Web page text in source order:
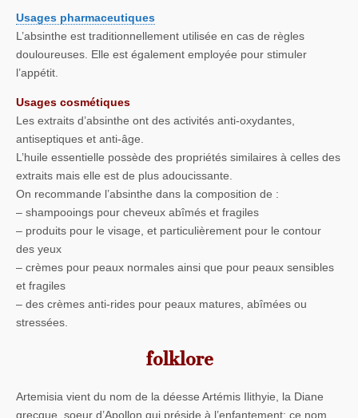
Usages pharmaceutiques
L’absinthe est traditionnellement utilisée en cas de règles
douloureuses. Elle est également employée pour stimuler
l’appétit.
Usages cosmétiques
Les extraits d’absinthe ont des activités anti-oxydantes,
antiseptiques et anti-âge.
L’huile essentielle possède des propriétés similaires à celles des
extraits mais elle est de plus adoucissante.
On recommande l’absinthe dans la composition de :
– shampooings pour cheveux abîmés et fragiles
– produits pour le visage, et particulièrement pour le contour
des yeux
– crèmes pour peaux normales ainsi que pour peaux sensibles
et fragiles
– des crèmes anti-rides pour peaux matures, abîmées ou
stressées.
folklore
Artemisia vient du nom de la déesse Artémis Ilithyie, la Diane
grecque, soeur d’Apollon qui préside à l’enfantement: ce nom